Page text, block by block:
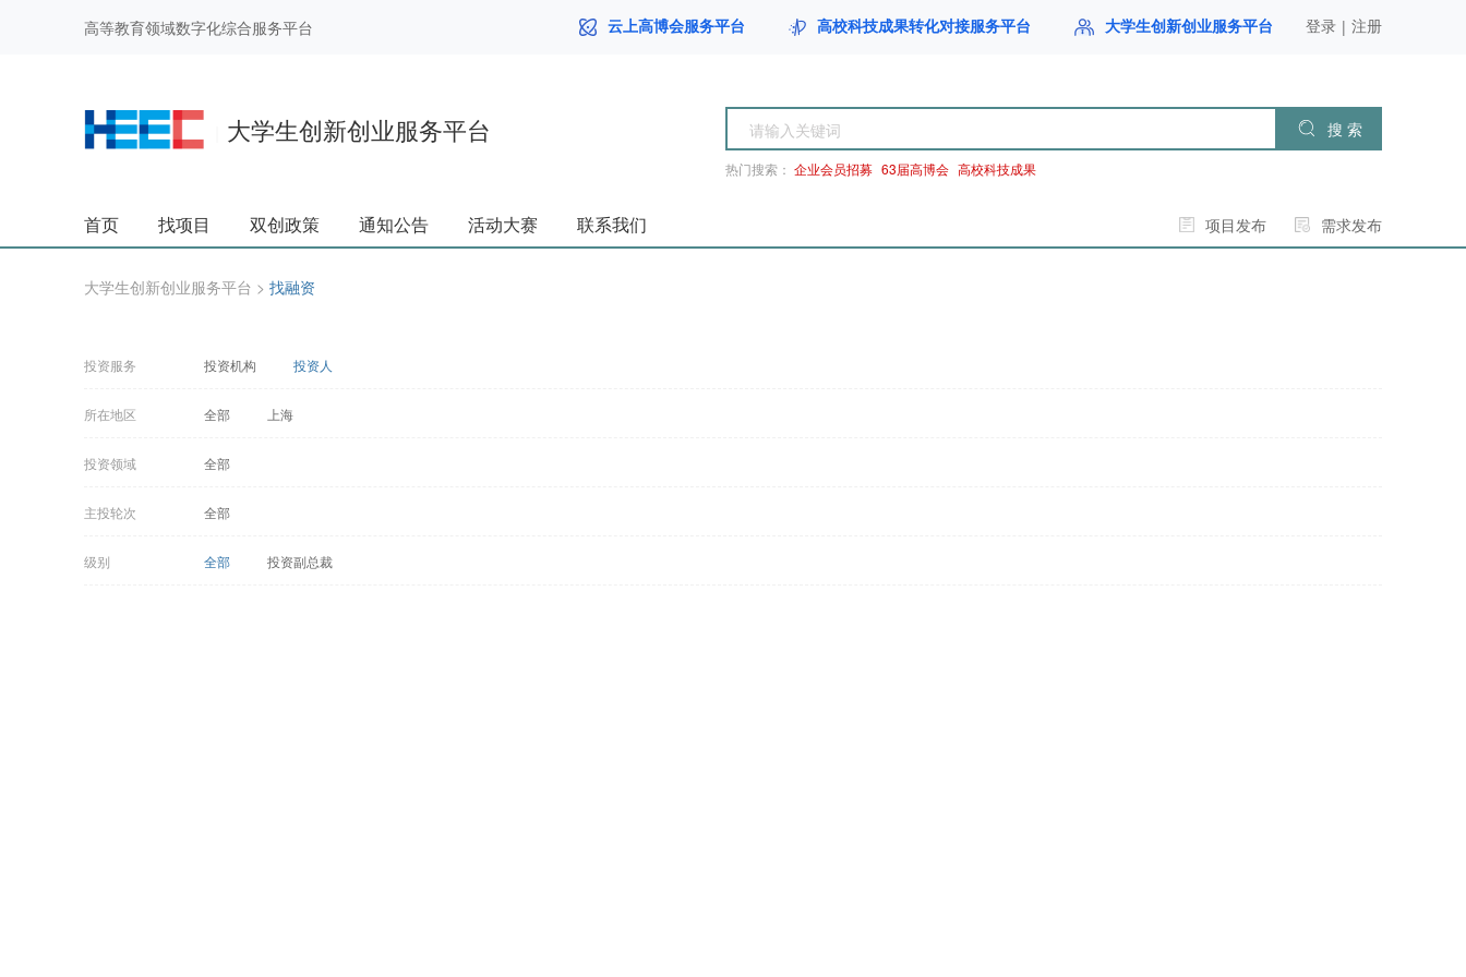
高等教育领域数字化综合服务平台 云上高博会服务平台 高校科技成果转化对接服务平台 大学生创新创业服务平台 登录 | 注册
大学生创新创业服务平台 搜 索
热门搜索： 企业会员招募 63届高博会 高校科技成果
首页 找项目 双创政策 通知公告 活动大赛 联系我们 项目发布 需求发布
大学生创新创业服务平台 > 找融资
投资服务 投资机构 投资人
所在地区 全部 上海
投资领域 全部
主投轮次 全部
级别 全部 投资副总裁